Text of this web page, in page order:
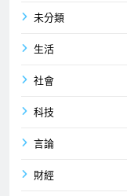
未分類
生活
社會
科技
言論
財經